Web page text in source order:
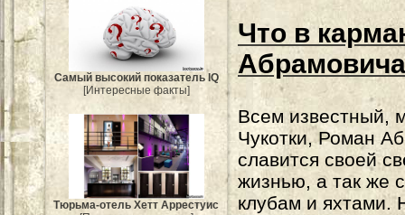
Самый высокий показатель IQ
[Интересные факты]
Тюрьма-отель Хетт Аррестуис
Что в
Всем известный,
Чукотки, Роман
славится своей
жизнью, а так же
клубам и яхтами.